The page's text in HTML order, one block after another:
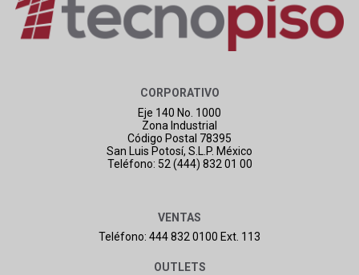
CORPORATIVO
Eje 140 No. 1000
Zona Industrial
Código Postal 78395
San Luis Potosí, S.L.P. México
Teléfono: 52 (444) 832 01 00
VENTAS
Teléfono: 444 832 0100 Ext. 113
OUTLETS